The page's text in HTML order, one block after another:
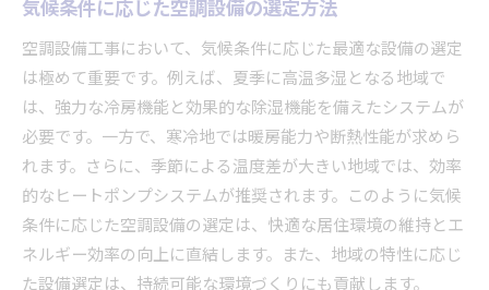
施工計画の段階で考慮すべき空調設備工事の要素と
は
スケジュール管理とリスク評価
予算設定とコスト管理のポイント
施工順序の最適化とその効果
施工時に考慮すべき法規制
安全管理と品質保証の重要性
施工後のアフターケア計画
気候条件に応じた空調設備の選定方法
空調設備工事において、気候条件に応じた最適な設備の選定
は極めて重要です。例えば、夏季に高温多湿となる地域で
は、強力な冷房機能と効果的な除湿機能を備えたシステムが
必要です。一方で、寒冷地では暖房能力や断熱性能が求めら
れます。さらに、季節による温度差が大きい地域では、効率
的なヒートポンプシステムが推奨されます。このように気候
条件に応じた空調設備の選定は、快適な居住環境の維持とエ
ネルギー効率の向上に直結します。また、地域の特性に応じ